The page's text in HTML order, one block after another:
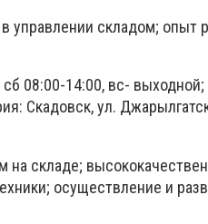
управлении складом; опыт
08:00-14:00, вс-
Скадовск, ул.
на складе;
осуществление и